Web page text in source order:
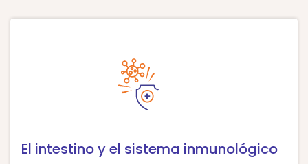
El intestino y el sistema inmunológico